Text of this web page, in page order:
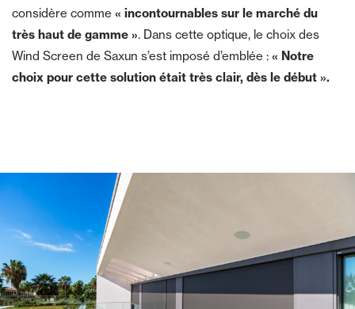
considère comme « incontournables sur le marché du
très haut de gamme ». Dans cette optique, le choix des
Wind Screen de Saxun s’est imposé d’emblée : « Notre
choix pour cette solution était très clair, dès le début ».